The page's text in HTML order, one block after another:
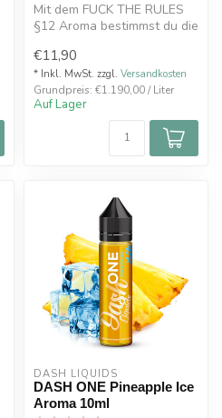
Mit dem FUCK THE RULES
§12 Aroma bestimmst du die
hochkonzentrier...
€11,90
* Inkl. MwSt. zzgl. Versandkosten
Grundpreis: €1.190,00 / Liter
Auf Lager
DASH LIQUIDS
DASH ONE Pineapple Ice
Aroma 10ml